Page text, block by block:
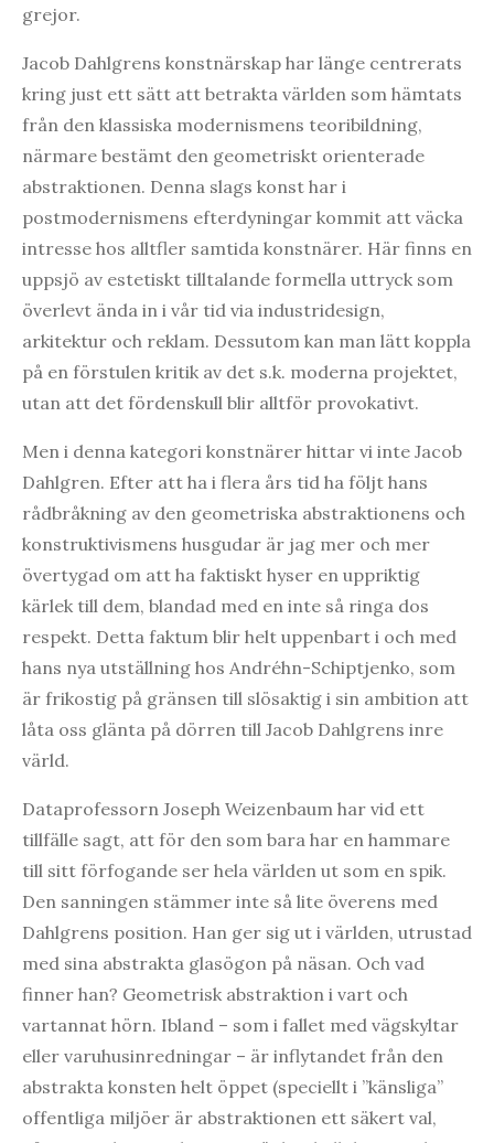
grejor.
Jacob Dahlgrens konstnärskap har länge centrerats
kring just ett sätt att betrakta världen som hämtats
från den klassiska modernismens teoribildning,
närmare bestämt den geometriskt orienterade
abstraktionen. Denna slags konst har i
postmodernismens efterdyningar kommit att väcka
intresse hos alltfler samtida konstnärer. Här finns en
uppsjö av estetiskt tilltalande formella uttryck som
överlevt ända in i vår tid via industridesign,
arkitektur och reklam. Dessutom kan man lätt koppla
på en förstulen kritik av det s.k. moderna projektet,
utan att det fördenskull blir alltför provokativt.
Men i denna kategori konstnärer hittar vi inte Jacob
Dahlgren. Efter att ha i flera års tid ha följt hans
rådbråkning av den geometriska abstraktionens och
konstruktivismens husgudar är jag mer och mer
övertygad om att ha faktiskt hyser en uppriktig
kärlek till dem, blandad med en inte så ringa dos
respekt. Detta faktum blir helt uppenbart i och med
hans nya utställning hos Andréhn-Schiptjenko, som
är frikostig på gränsen till slösaktig i sin ambition att
låta oss glänta på dörren till Jacob Dahlgrens inre
värld.
Dataprofessorn Joseph Weizenbaum har vid ett
tillfälle sagt, att för den som bara har en hammare
till sitt förfogande ser hela världen ut som en spik.
Den sanningen stämmer inte så lite överens med
Dahlgrens position. Han ger sig ut i världen, utrustad
med sina abstrakta glasögon på näsan. Och vad
finner han? Geometrisk abstraktion i vart och
vartannat hörn. Ibland – som i fallet med vägskyltar
eller varuhusinredningar – är inflytandet från den
abstrakta konsten helt öppet (speciellt i ”känsliga”
offentliga miljöer är abstraktionen ett säkert val,